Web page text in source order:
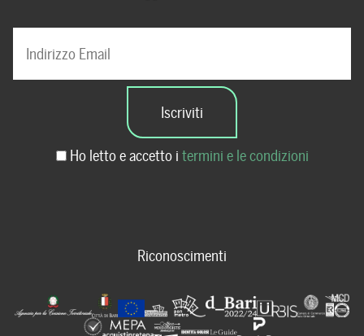
Ho letto e accetto i termini e le condizioni
Riconoscimenti